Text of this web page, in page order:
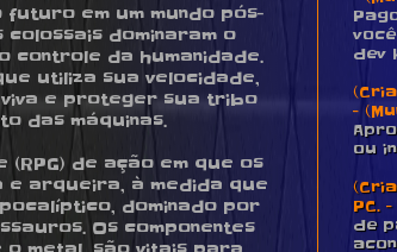
futuro em um mundo pós-
dominaram o
controle da humanidade.
utiliza sua velocidade,
e proteger sua tribo
das máquinas.
(RPG) de ação em que os
e arqueira, à medida que
dominado por
Os componentes
dev
-
ou
PC.
de